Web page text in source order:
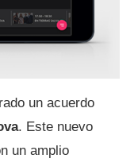
un acuerdo
. Este nuevo
un amplio